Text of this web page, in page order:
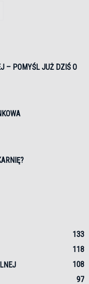
– POMYŚL JUŻ DZIŚ O
133
118
108
97